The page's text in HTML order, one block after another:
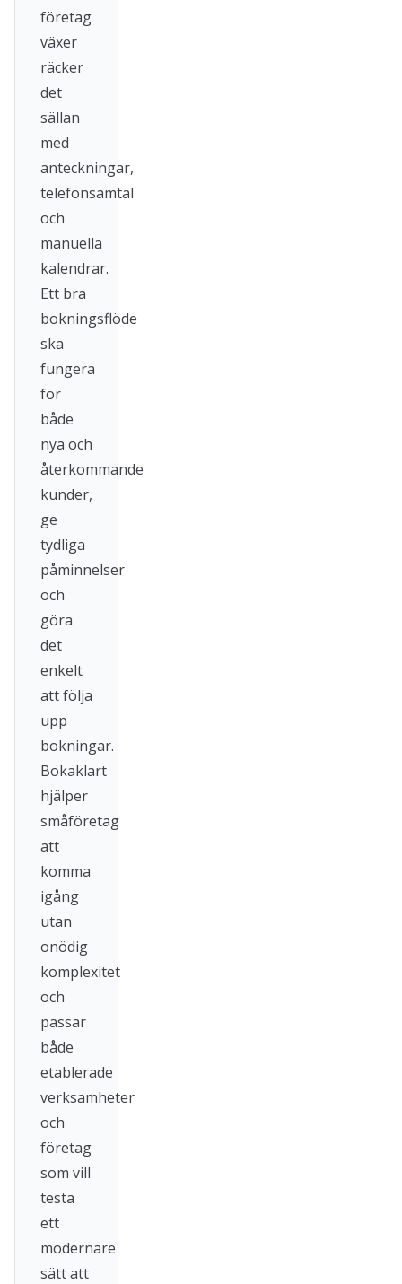
företag
växer
räcker
det
sällan
med
anteckningar,
telefonsamtal
och
manuella
kalendrar.
Ett bra
bokningsflöde
ska
fungera
för
både
nya och
återkommande
kunder,
ge
tydliga
påminnelser
och
göra
det
enkelt
att följa
upp
bokningar.
Bokaklart
hjälper
småföretag
att
komma
igång
utan
onödig
komplexitet
och
passar
både
etablerade
verksamheter
och
företag
som vill
testa
ett
modernare
sätt att